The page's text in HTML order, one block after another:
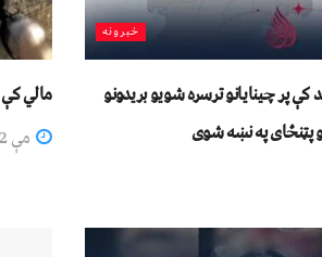
خبرونه
پر چینایانو ترسره شویو بریدونو
په نښه شوی
مالي
مې 2, 2024